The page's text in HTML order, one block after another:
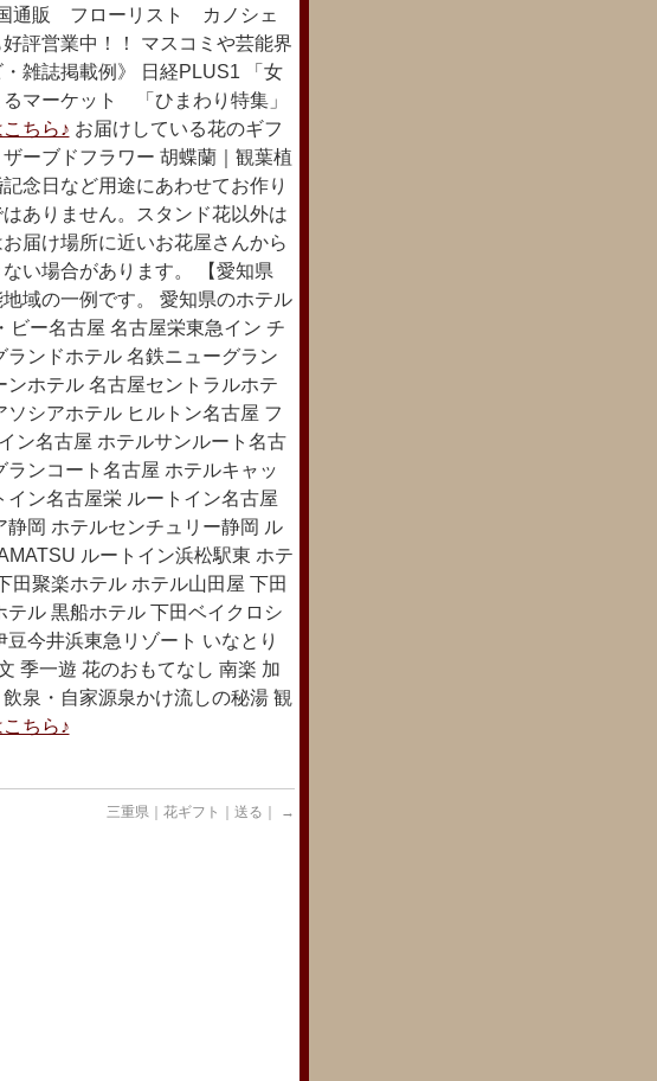
通販 フローリスト カノシェ
評営業中！！ マスコミや芸能界
雑誌掲載例》 日経PLUS1 「女
マーケット 「ひまわり特集」
ちら♪ お届けしている花のギフ
ーブドフラワー 胡蝶蘭｜観葉植
念日など用途にあわせてお作り
ありません。スタンド花以外は
届け場所に近いお花屋さんから
い場合があります。 【愛知県
域の一例です。 愛知県のホテル
ー名古屋 名古屋栄東急イン チ
ンドホテル 名鉄ニューグラン
ンホテル 名古屋セントラルホテ
シアホテル ヒルトン名古屋 フ
ン名古屋 ホテルサンルート名古
ンコート名古屋 ホテルキャッ
ン名古屋栄 ルートイン名古屋
岡 ホテルセンチュリー静岡 ル
ルートイン浜松駅東 ホテ
田聚楽ホテル ホテル山田屋 下田
ル 黒船ホテル 下田ベイクロシ
今井浜東急リゾート いなとり
季一遊 花のおもてなし 南楽 加
泉・自家源泉かけ流しの秘湯 観
ちら♪
三重県｜花ギフト｜送る｜ →